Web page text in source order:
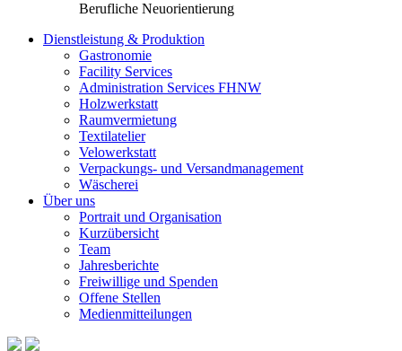
Berufliche Neuorientierung
Dienstleistung & Produktion
Gastronomie
Facility Services
Administration Services FHNW
Holzwerkstatt
Raumvermietung
Textilatelier
Velowerkstatt
Verpackungs- und Versandmanagement
Wäscherei
Über uns
Portrait und Organisation
Kurzübersicht
Team
Jahresberichte
Freiwillige und Spenden
Offene Stellen
Medienmitteilungen